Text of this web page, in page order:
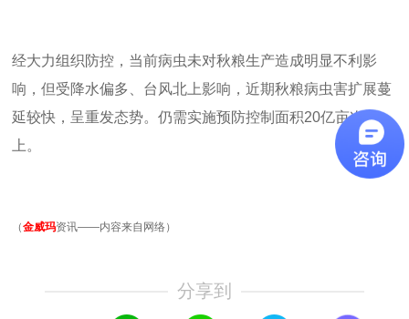
经大力组织防控，当前病虫未对秋粮生产造成明显不利影
响，但受降水偏多、台风北上影响，近期秋粮病虫害扩展蔓
延较快，呈重发态势。仍需实施预防控制面积20亿亩次以
上。
（金威玛资讯——内容来自网络）
分享到